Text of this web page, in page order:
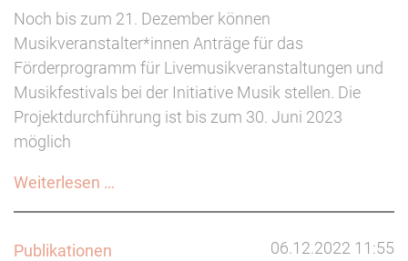
Noch bis zum 21. Dezember können
Musikveranstalter*innen Anträge für das
Förderprogramm für Livemusikveranstaltungen und
Musikfestivals bei der Initiative Musik stellen. Die
Projektdurchführung ist bis zum 30. Juni 2023
möglich
Weiterlesen …
06.12.2022 11:55
Publikationen